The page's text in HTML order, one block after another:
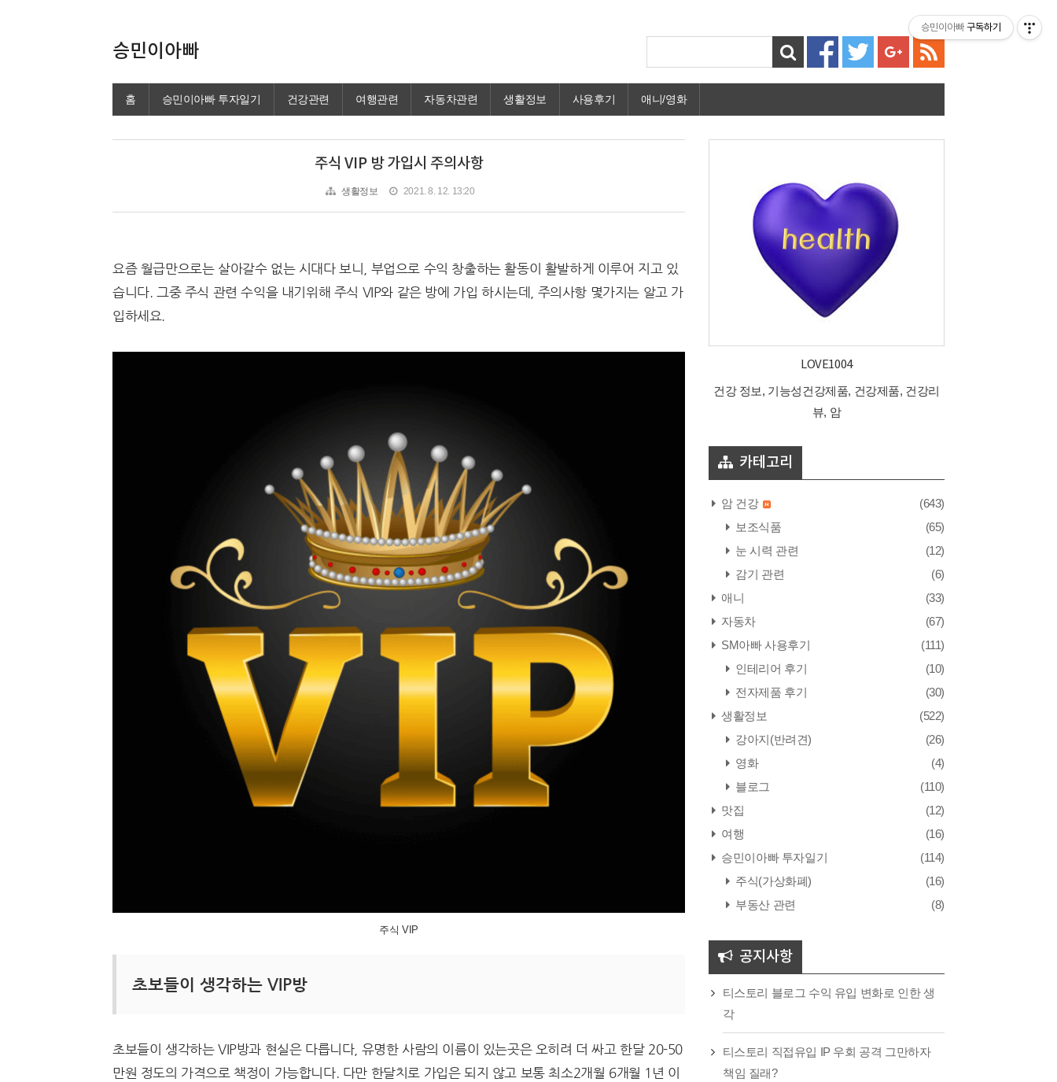
승민이아빠
홈 승민이아빠 투자일기 건강관련 여행관련 자동차관련 생활정보 사용후기 애니/영화
주식 VIP 방 가입시 주의사항
생활정보 2021. 8. 12. 13:20
요즘 월급만으로는 살아갈수 없는 시대다 보니, 부업으로 수익 창출하는 활동이 활발하게 이루어 지고 있
습니다. 그중 주식 관련 수익을 내기위해 주식 VIP와 같은 방에 가입 하시는데, 주의사항 몇가지는 알고 가
입하세요.
주식 VIP
초보들이 생각하는 VIP방
초보들이 생각하는 VIP방과 현실은 다릅니다, 유명한 사람의 이름이 있는곳은 오히려 더 싸고 한달 20-50
만원 정도의 가격으로 책정이 가능합니다. 다만 한달치로 가입은 되지 않고 보통 최소2개월 6개월 1년 이
LOVE1004
건강 정보, 기능성건강제품, 건강제품, 건강리
뷰, 암
카테고리
암 건강
(643)
보조식품
(65)
눈 시력 관련
(12)
감기 관련
(6)
애니
(33)
자동차
(67)
SM아빠 사용후기
(111)
인테리어 후기
(10)
전자제품 후기
(30)
생활정보
(522)
강아지(반려견)
(26)
영화
(4)
블로그
(110)
맛집
(12)
여행
(16)
승민이아빠 투자일기
(114)
주식(가상화폐)
(16)
부동산 관련
(8)
공지사항
티스토리 블로그 수익 유입 변화로 인한 생
각
티스토리 직접유입 IP 우회 공격 그만하자
책임 질래?
승민이아빠 구독하기